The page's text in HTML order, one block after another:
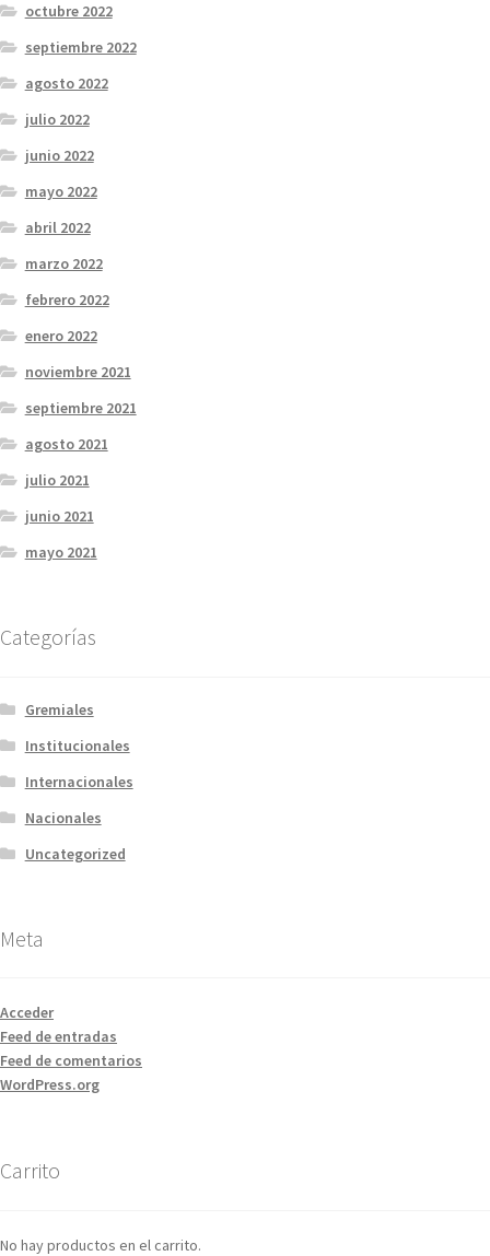
octubre 2022
septiembre 2022
agosto 2022
julio 2022
junio 2022
mayo 2022
abril 2022
marzo 2022
febrero 2022
enero 2022
noviembre 2021
septiembre 2021
agosto 2021
julio 2021
junio 2021
mayo 2021
Categorías
Gremiales
Institucionales
Internacionales
Nacionales
Uncategorized
Meta
Acceder
Feed de entradas
Feed de comentarios
WordPress.org
Carrito
No hay productos en el carrito.